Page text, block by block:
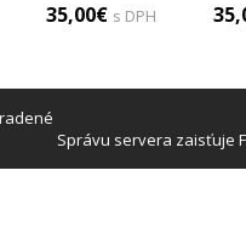
klimatizácie
35,00€ s DPH
Správu servera zaisťuje